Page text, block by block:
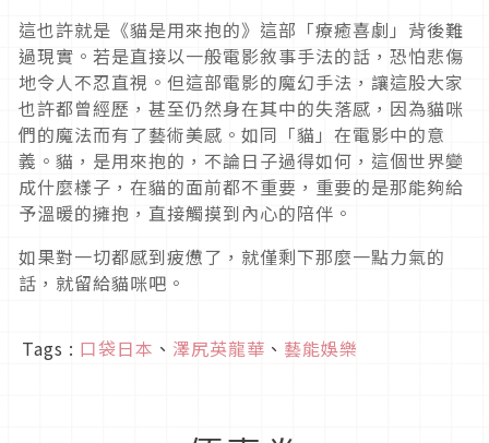
這也許就是《貓是用來抱的》這部「療癒喜劇」背後難
過現實。若是直接以一般電影敘事手法的話，恐怕悲傷
地令人不忍直視。但這部電影的魔幻手法，讓這股大家
也許都曾經歷，甚至仍然身在其中的失落感，因為貓咪
們的魔法而有了藝術美感。如同「貓」在電影中的意
義。貓，是用來抱的，不論日子過得如何，這個世界變
成什麼樣子，在貓的面前都不重要，重要的是那能夠給
予溫暖的擁抱，直接觸摸到內心的陪伴。
如果對一切都感到疲憊了，就僅剩下那麼一點力氣的
話，就留給貓咪吧。
Tags : 口袋日本 、 澤尻英龍華 、 藝能娛樂